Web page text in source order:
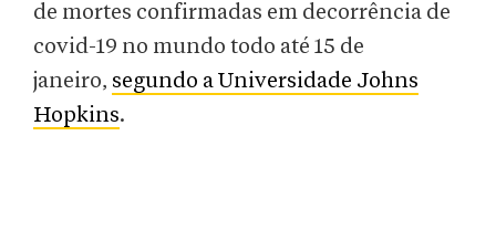
de mortes confirmadas em decorrência de
covid-19 no mundo todo até 15 de
janeiro, segundo a Universidade Johns
Hopkins.